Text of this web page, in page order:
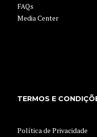
FAQs
Media Center
TERMOS E
Política de Privacidade